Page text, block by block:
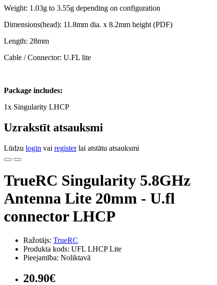
Weight: 1.03g to 3.55g depending on configuration
Dimensions(head): 11.8mm dia. x 8.2mm height (PDF)
Length: 28mm
Cable / Connector: U.FL lite
Package includes:
1x Singularity LHCP
Uzrakstīt atsauksmi
Lūdzu login vai registerlai atstātu atsauksmi
TrueRC Singularity 5.8GHz
Antenna Lite 20mm - U.fl
connector LHCP
Ražotājs: TrueRC
Produkta kods: UFL LHCP Lite
Pieejamība: Noliktavā
20.90€